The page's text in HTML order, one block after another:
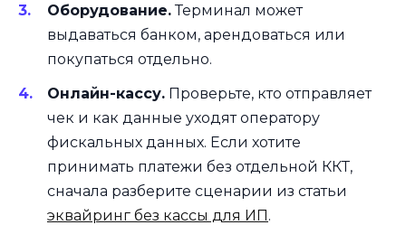
Оборудование.Терминал может
выдаваться банком, арендоваться или
покупаться отдельно.
Онлайн-кассу. Проверьте, кто отправляет
чек и как данные уходят оператору
фискальных данных. Если хотите
принимать платежи без отдельной ККТ,
сначала разберите сценарии из статьи
эквайринг без кассы для ИП.